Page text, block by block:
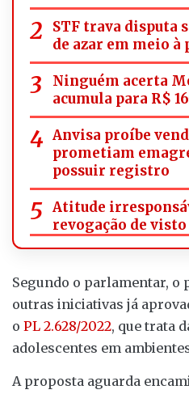
STF trava disputa
de azar em meio à
Ninguém acerta
acumula para R$
Anvisa proíbe
prometiam
possuir registro
Atitude
revogação de
Segundo o parlamentar, o
outras iniciativas já
o PL 2.628/2022, que trata
adolescentes em
A proposta aguarda